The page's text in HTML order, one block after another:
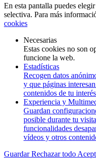
En esta pantalla puedes
selectiva. Para más
cookies
Necesarias
Estas cookies no son
funcione la web.
Estadísticas
Recogen datos
y que páginas
contenidos de tu
Experiencia y
Guardan
posible durante tu
funcionalidades
vídeos y otros
GuardarRechazar todo